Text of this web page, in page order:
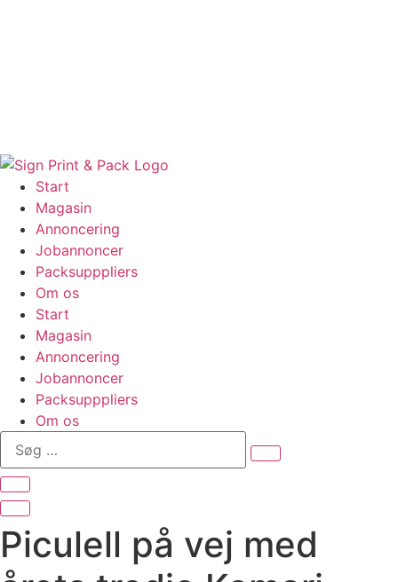
Start
Magasin
Annoncering
Jobannoncer
Packsupppliers
Om os
Start
Magasin
Annoncering
Jobannoncer
Packsupppliers
Om os
Søg
Piculell på vej med